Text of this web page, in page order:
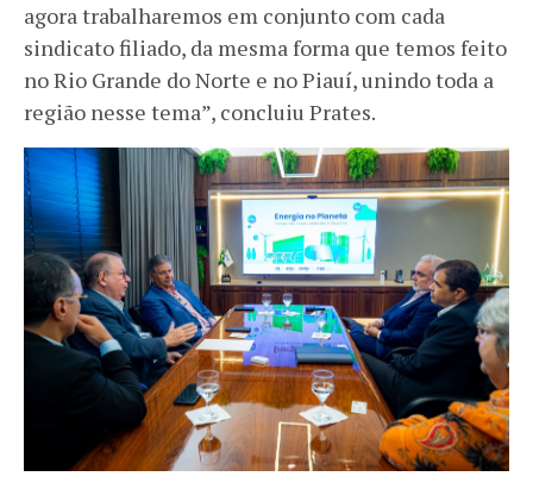
agora trabalharemos em conjunto com cada
sindicato filiado, da mesma forma que temos feito
no Rio Grande do Norte e no Piauí, unindo toda a
região nesse tema”, concluiu Prates.